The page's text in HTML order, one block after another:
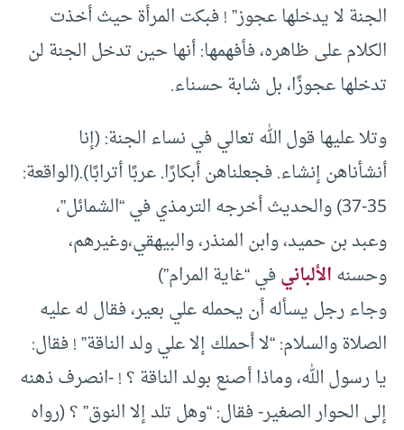
الجنة لا يدخلها عجوز” ! فبكت المرأة حيث أخذت
الكلام على ظاهره، فأفهمها: أنها حين تدخل الجنة لن
تدخلها عجوزًا، بل شابة حسناء.
وتلا عليها قول الله تعالي في نساء الجنة: (إنا
أنشأناهن إنشاء. فجعلناهن أبكارًا. عربًا أترابًا).(الواقعة:
35-37) والحديث أخرجه الترمذي في “الشمائل”،
وعبد بن حميد، وابن المنذر، والبيهقي،وغيرهم،
وحسنهالألبانيفي “غاية المرام”)
وجاء رجل يسأله أن يحمله علي بعير، فقال له عليه
الصلاة والسلام: “لا أحملك إلا علي ولد الناقة” ! فقال:
يا رسول الله، وماذا أصنع بولد الناقة ؟ ! -انصرف ذهنه
إلى الحوار الصغير- فقال: “وهل تلد إلا النوق” ؟ (رواه